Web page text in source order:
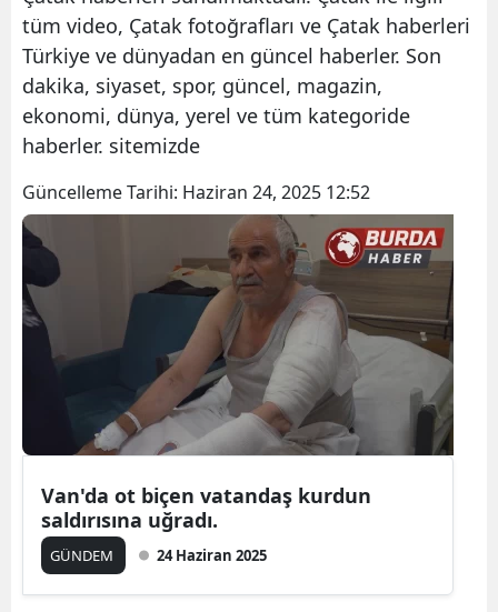
tüm video, Çatak fotoğrafları ve Çatak haberleri
Türkiye ve dünyadan en güncel haberler. Son
dakika, siyaset, spor, güncel, magazin,
ekonomi, dünya, yerel ve tüm kategoride
haberler. sitemizde
Güncelleme Tarihi: Haziran 24, 2025 12:52
Van'da ot biçen vatandaş kurdun
saldırısına uğradı.
GÜNDEM 24 Haziran 2025